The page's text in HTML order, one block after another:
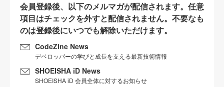
会員登録後、以下のメルマガが配信されます。任意
項目はチェックを外すと配信されません。不要なも
のは登録後にいつでも解除いただけます。
CodeZine News
デベロッパーの学びと成長を支える最新技術情報
SHOEISHA iD News
SHOEISHA iD 会員全体に対するお知らせ